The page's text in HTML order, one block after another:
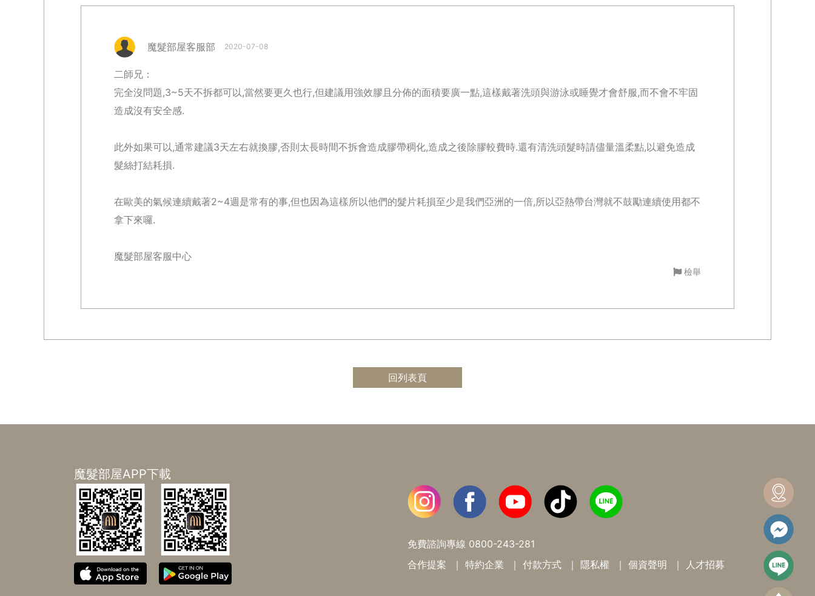
魔髮部屋客服部 2020-07-08
二師兄：
完全沒問題,3~5天不拆都可以,當然要更久也行,但建議用強效膠且分佈的面積要廣一點,這樣戴著洗頭與游泳或睡覺才會舒服,而不會不牢固
造成沒有安全感.
此外如果可以,通常建議3天左右就換膠,否則太長時間不拆會造成膠帶稠化,造成之後除膠較費時.還有清洗頭髮時請儘量溫柔點,以避免造成
髮絲打結耗損.
在歐美的氣候連續戴著2~4週是常有的事,但也因為這樣所以他們的髮片耗損至少是我們亞洲的一倍,所以亞熱帶台灣就不鼓勵連續使用都不
拿下來囉.
魔髮部屋客服中心
檢舉
回列表頁
魔髮部屋APP下載
免費諮詢專線 0800-243-281
合作提案
特約企業 付款方式 隱私權 個資聲明 人才招募